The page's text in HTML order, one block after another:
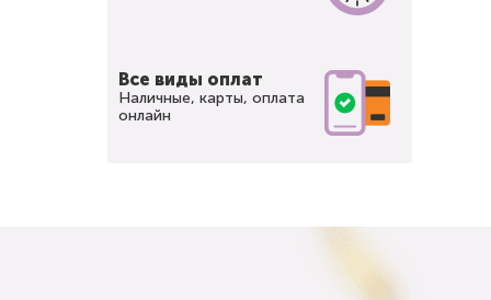
Все виды оплат
Наличные, карты, оплата
онлайн